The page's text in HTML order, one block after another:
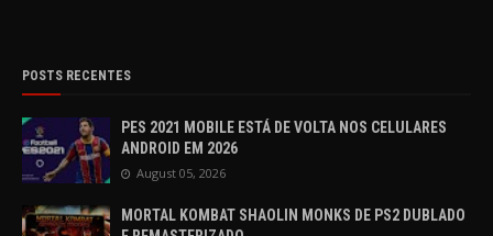
POSTS RECENTES
PES 2021 MOBILE ESTÁ DE VOLTA NOS CELULARES
ANDROID EM 2026
August 05, 2026
MORTAL KOMBAT SHAOLIN MONKS DE PS2 DUBLADO